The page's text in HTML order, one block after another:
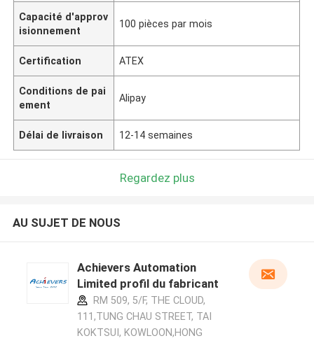
Capacité d'approv
isionnement
100 pièces par mois
Certification ATEX
Conditions de pai
ement
Alipay
Délai de livraison 12-14 semaines
Regardez plus
AU SUJET DE NOUS
Achievers Automation
Limited profil du fabricant
RM 509, 5/F, THE CLOUD,
111,TUNG CHAU STREET, TAI
KOKTSUI, KOWLOON,HONG